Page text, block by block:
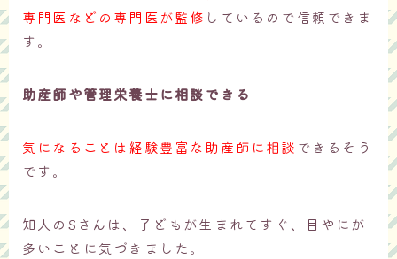
専門医などの専門医が監修 しているので信頼できま
す。
助産師や管理栄養士に相談できる
気になることは経験豊富な助産師に相談 できるそう
です。
知人のSさんは、子どもが生まれてすぐ、目やにが
多いことに気づきました。